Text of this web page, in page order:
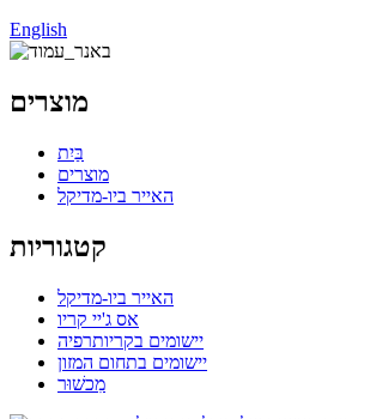
English
מוצרים
בַּיִת
מוצרים
האייר ביו-מדיקל
קטגוריות
האייר ביו-מדיקל
אס ג'יי קריו
יישומים בקריותרפיה
יישומים בתחום המזון
מִכשׁוּר